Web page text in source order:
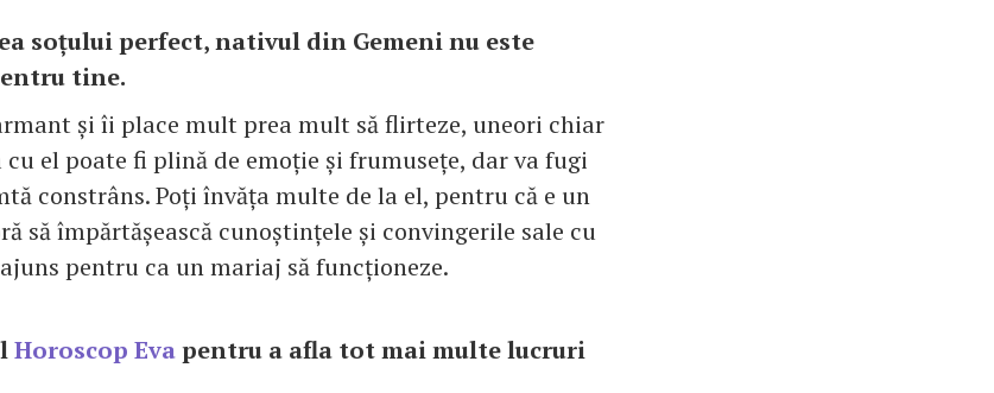
soțului perfect, nativul din Gemeni nu este
tine.
și îi place mult prea mult să flirteze, uneori chiar
el poate fi plină de emoție și frumusețe, dar va fugi
constrâns. Poți învăța multe de la el, pentru că e un
să împărtășească cunoștințele și convingerile sale cu
pentru ca un mariaj să funcționeze.
Horoscop Evapentru a afla tot mai multe lucruri